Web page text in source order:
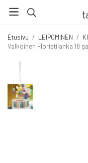
Etusivu / LEIPOMINEN /
Valkoinen Floristilanka 18